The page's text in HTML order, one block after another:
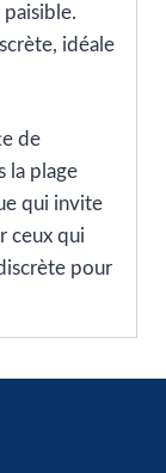
paisible.
idéale
de
la plage
qui invite
ceux qui
pour